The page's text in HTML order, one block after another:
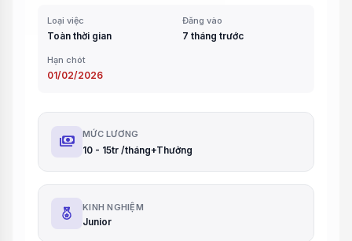
Loại việc
Toàn thời gian
Đăng vào
7 tháng trước
Hạn chót
01/02/2026
payments MỨC LƯƠNG
10 - 15tr /tháng+Thưởng
KINH NGHIỆM
Junior